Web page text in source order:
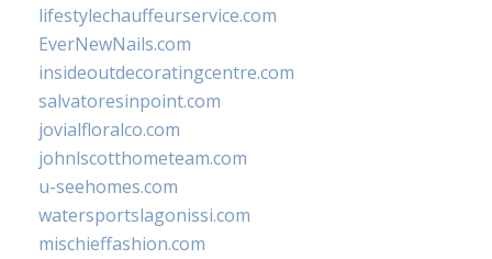
lifestylechauffeurservice.com
EverNewNails.com
insideoutdecoratingcentre.com
salvatoresinpoint.com
jovialfloralco.com
johnlscotthometeam.com
u-seehomes.com
watersportslagonissi.com
mischieffashion.com